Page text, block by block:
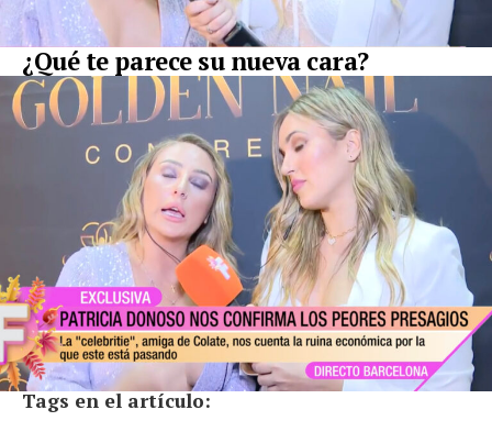
¿Qué te parece su nueva cara?
Tags en el artículo: